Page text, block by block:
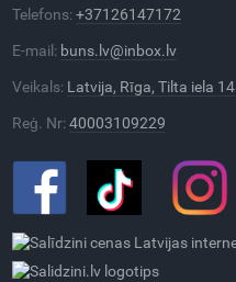
Telefons:+37126147172
E-mail: buns.lv@inbox.lv
Veikals: Latvija, Rīga, Tilta iela 14
Reģ. Nr:40003109229